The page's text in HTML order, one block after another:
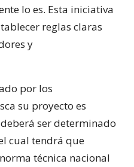
lo es. Esta iniciativa
reglas claras
y
por los
su proyecto es
ser determinado
cual tendrá que
técnica nacional